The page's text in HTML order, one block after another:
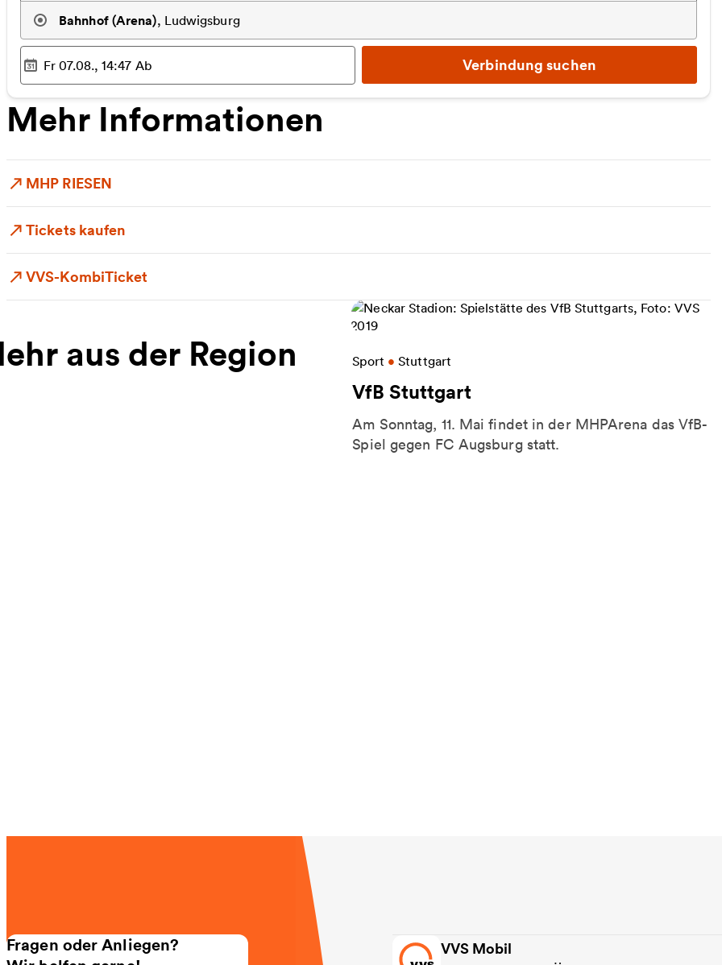
Bahnhof (Arena), Ludwigsburg
Ausgewählter Zeitpunkt
Fr 07.08., 14:47 Ab Verbindung suchen
Mehr Informationen
MHP RIESEN
Tickets kaufen
VVS-KombiTicket
aus der Region Sport • Stuttgart
VfB Stuttgart
Am Sonntag, 11. Mai findet in der MHPArena das VfB-
Spiel gegen FC Augsburg statt.
Weitere Informationen zu VfB Stuttgart
Fragen oder Anliegen?
VVS Mobil